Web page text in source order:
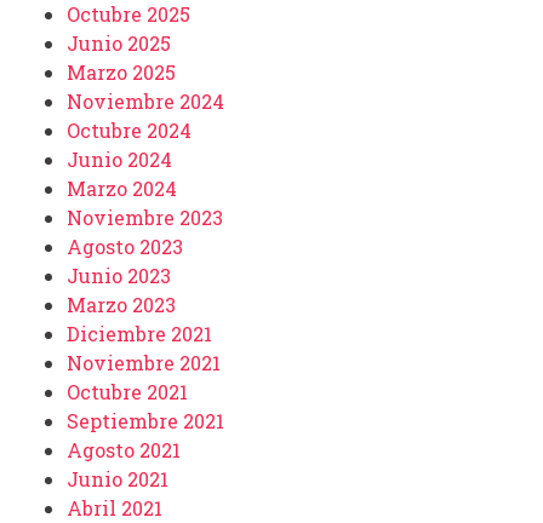
Octubre 2025
Junio 2025
Marzo 2025
Noviembre 2024
Octubre 2024
Junio 2024
Marzo 2024
Noviembre 2023
Agosto 2023
Junio 2023
Marzo 2023
Diciembre 2021
Noviembre 2021
Octubre 2021
Septiembre 2021
Agosto 2021
Junio 2021
Abril 2021